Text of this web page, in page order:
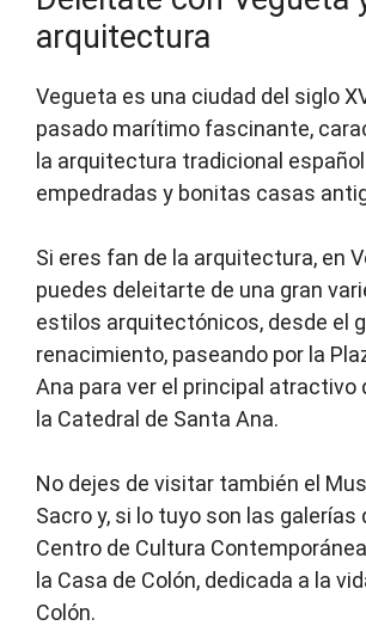
arquitectura
Vegueta es una ciudad del siglo
pasado marítimo fascinante,
la arquitectura tradicional
empedradas y bonitas casas
Si eres fan de la arquitectura, en
puedes deleitarte de una gran
estilos arquitectónicos, desde el
renacimiento, paseando por la
Ana para ver el principal atractivo
la Catedral de Santa Ana.
No dejes de visitar también el
Sacro y, si lo tuyo son las galerías
Centro de Cultura
la Casa de Colón, dedicada a la
Colón.